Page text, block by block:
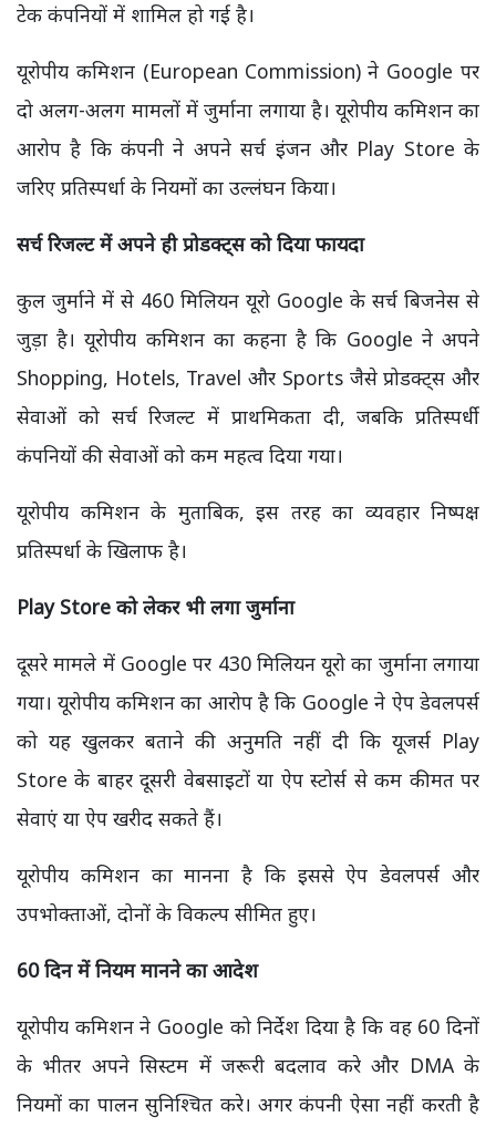
टेक कंपनियों में शामिल हो गई है।
यूरोपीय कमिशन (European Commission) ने Google पर
दो अलग-अलग मामलों में जुर्माना लगाया है। यूरोपीय कमिशन का
आरोप है कि कंपनी ने अपने सर्च इंजन और Play Store के
जरिए प्रतिस्पर्धा के नियमों का उल्लंघन किया।
सर्च रिजल्ट में अपने ही प्रोडक्ट्स को दिया फायदा
कुल जुर्माने में से 460 मिलियन यूरो Google के सर्च बिजनेस से
जुड़ा है। यूरोपीय कमिशन का कहना है कि Google ने अपने
Shopping, Hotels, Travel और Sports जैसे प्रोडक्ट्स और
सेवाओं को सर्च रिजल्ट में प्राथमिकता दी, जबकि प्रतिस्पर्धी
कंपनियों की सेवाओं को कम महत्व दिया गया।
यूरोपीय कमिशन के मुताबिक, इस तरह का व्यवहार निष्पक्ष
प्रतिस्पर्धा के खिलाफ है।
Play Store को लेकर भी लगा जुर्माना
दूसरे मामले में Google पर 430 मिलियन यूरो का जुर्माना लगाया
गया। यूरोपीय कमिशन का आरोप है कि Google ने ऐप डेवलपर्स
को यह खुलकर बताने की अनुमति नहीं दी कि यूजर्स Play
Store के बाहर दूसरी वेबसाइटों या ऐप स्टोर्स से कम कीमत पर
सेवाएं या ऐप खरीद सकते हैं।
यूरोपीय कमिशन का मानना है कि इससे ऐप डेवलपर्स और
उपभोक्ताओं, दोनों के विकल्प सीमित हुए।
60 दिन में नियम मानने का आदेश
यूरोपीय कमिशन ने Google को निर्देश दिया है कि वह 60 दिनों
के भीतर अपने सिस्टम में जरूरी बदलाव करे और DMA के
नियमों का पालन सुनिश्चित करे। अगर कंपनी ऐसा नहीं करती है